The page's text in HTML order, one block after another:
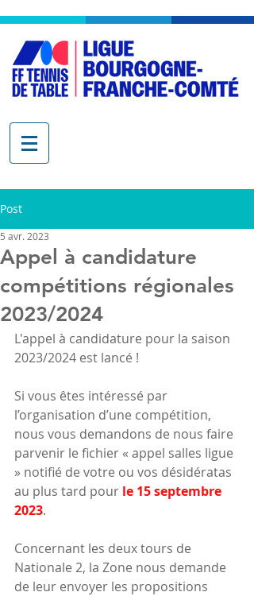
Post
Appel à candidature
compétitions régionales
2023/2024
5 avr. 2023
L'appel à candidature pour la saison
2023/2024 est lancé !
Si vous êtes intéressé par
l’organisation d’une compétition,
nous vous demandons de nous faire
parvenir le fichier « appel salles ligue
» notifié de votre ou vos désidératas
au plus tard pour le 15 septembre
2023.
Concernant les deux tours de
Nationale 2, la Zone nous demande
de leur envoyer les propositions